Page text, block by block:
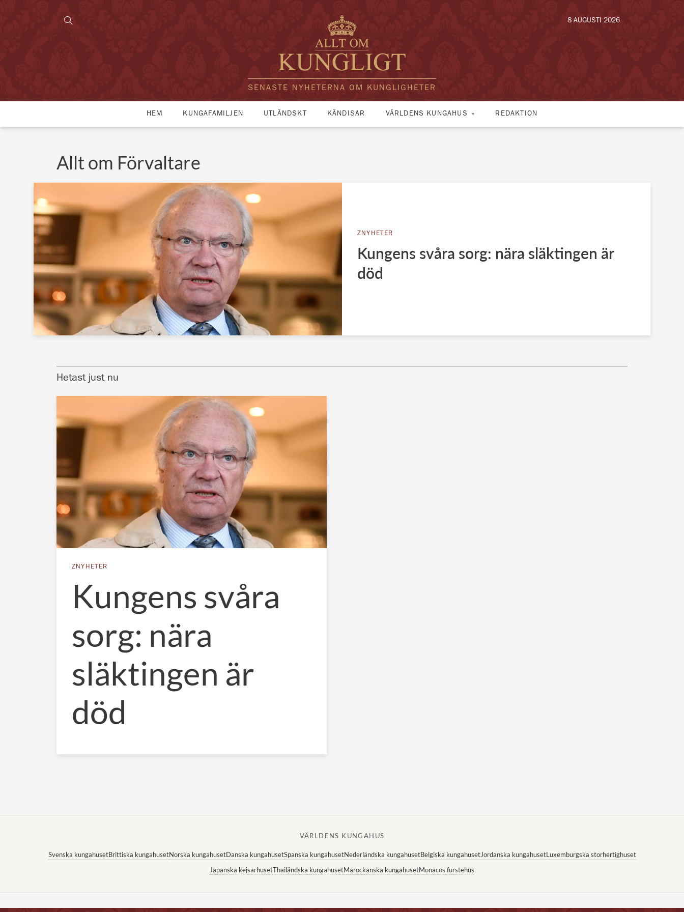
SENASTE NYHETERNA OM KUNGLIGHETER
8 AUGUSTI 2026
HEM KUNGAFAMILJEN UTLÄNDSKT KÄNDISAR VÄRLDENS KUNGAHUS REDAKTION
Allt om Förvaltare
ZNYHETER
Kungens svåra sorg: nära släktingen är
död
Hetast just nu
ZNYHETER
Kungens svåra
sorg: nära
släktingen är
död
VÄRLDENS KUNGAHUS
Svenska kungahusetBrittiska kungahusetNorska kungahusetDanska kungahusetSpanska kungahusetNederländska kungahusetBelgiska kungahusetJordanska kungahusetLuxemburgska storhertighuset
Japanska kejsarhusetThailändska kungahusetMarockanska kungahusetMonacos furstehus